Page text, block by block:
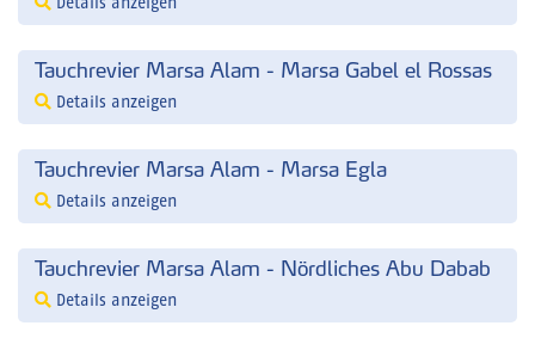
Details anzeigen
Tauchrevier Marsa Alam - Marsa Gabel el Rossas
Details anzeigen
Tauchrevier Marsa Alam - Marsa Egla
Details anzeigen
Tauchrevier Marsa Alam - Nördliches Abu Dabab
Details anzeigen